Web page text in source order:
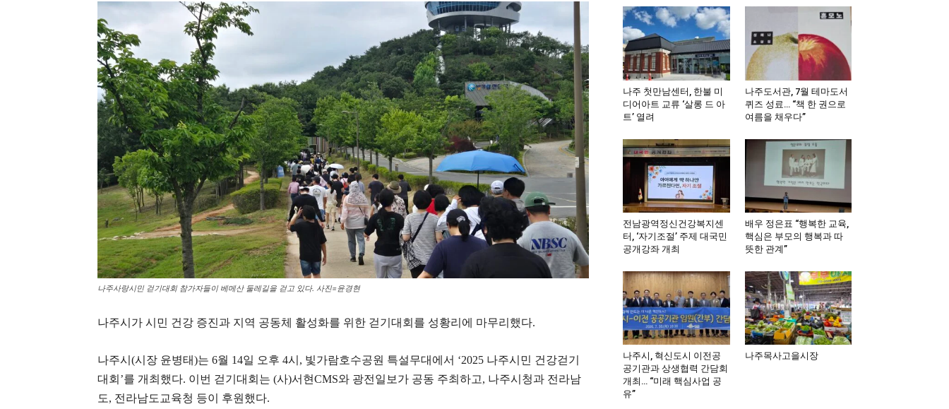
나주사랑시민 걷기대회 참가자들이 베메산 둘레길을 걷고 있다. 사진=윤경현
나주시가 시민 건강 증진과 지역 공동체 활성화를 위한 걷기대회를 성황리에 마무리했다.
나주시(시장 윤병태)는 6월 14일 오후 4시, 빛가람호수공원 특설무대에서 ‘2025 나주시민 건강걷기
대회’를 개최했다. 이번 걷기대회는 (사)서현CMS와 광전일보가 공동 주최하고, 나주시청과 전라남
도, 전라남도교육청 등이 후원했다.
나주 첫만남센터, 한불 미
디어아트 교류 ‘살롱 드 아
트’ 열려
나주도서관, 7월 테마도서
퀴즈 성료… “책 한 권으로
여름을 채우다”
전남광역정신건강복지센
터, ‘자기조절’ 주제 대국민
공개강좌 개최
배우 정은표 “행복한 교육,
핵심은 부모의 행복과 따
뜻한 관계”
나주시, 혁신도시 이전공
공기관과 상생협력 간담회
개최… “미래 핵심사업 공
유”
나주목사고을시장